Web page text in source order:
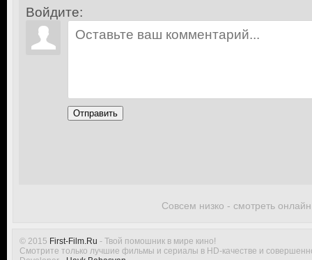
Совсем низко - смотреть онлайн
Войдите:
Отправить
© 2015 First-Film.Ru - Твой помошник в мире кино!
Смотрите только лучшие фильмы и сериалы в HD-качестве и